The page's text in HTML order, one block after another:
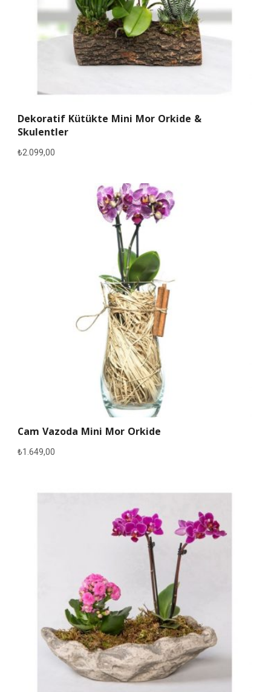
Dekoratif Kütükte Mini Mor Orkide &
Skulentler
₺2.099,00
Cam Vazoda Mini Mor Orkide
₺1.649,00